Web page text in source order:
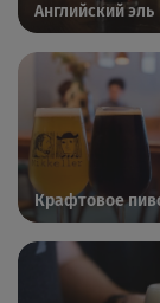
Английский эль
Крафтовое